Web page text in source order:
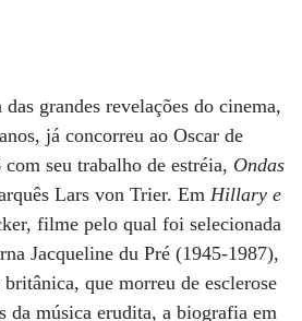
das grandes revelações do cinema,
já concorreu ao Oscar de
seu trabalho de estréia, Ondas
Lars von Trier. Em Hillary e
filme pelo qual foi selecionada
Jacqueline du Pré (1945-1987),
que morreu de esclerose
da música erudita, a biografia em